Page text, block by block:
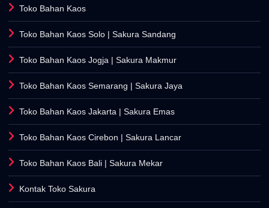
Toko Bahan Kaos
Toko Bahan Kaos Solo | Sakura Sandang
Toko Bahan Kaos Jogja | Sakura Makmur
Toko Bahan Kaos Semarang | Sakura Jaya
Toko Bahan Kaos Jakarta | Sakura Emas
Toko Bahan Kaos Cirebon | Sakura Lancar
Toko Bahan Kaos Bali | Sakura Mekar
Kontak Toko Sakura